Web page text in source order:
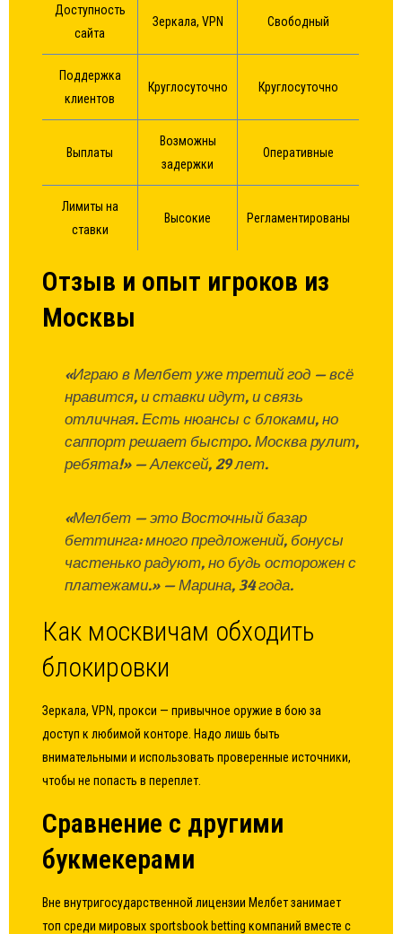
Доступность
сайта
Зеркала, VPN Свободный
Поддержка
клиентов
Круглосуточно Круглосуточно
Выплаты
Возможны
задержки
Оперативные
Лимиты на
ставки
Высокие Регламентированы
Отзыв и опыт игроков из
Москвы
«Играю в Мелбет уже третий год — всё
нравится, и ставки идут, и связь
отличная. Есть нюансы с блоками, но
саппорт решает быстро. Москва рулит,
ребята!» — Алексей, 29 лет.
«Мелбет — это Восточный базар
беттинга: много предложений, бонусы
частенько радуют, но будь осторожен с
платежами.» — Марина, 34 года.
Как москвичам обходить
блокировки
Зеркала, VPN, прокси — привычное оружие в бою за
доступ к любимой конторе. Надо лишь быть
внимательными и использовать проверенные источники,
чтобы не попасть в переплет.
Сравнение с другими
букмекерами
Вне внутригосударственной лицензии Мелбет занимает
топ среди мировых sportsbook betting компаний вместе с